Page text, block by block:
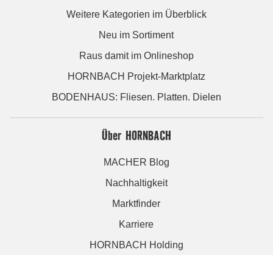
Weitere Kategorien im Überblick
Neu im Sortiment
Raus damit im Onlineshop
HORNBACH Projekt-Marktplatz
BODENHAUS: Fliesen. Platten. Dielen
Über HORNBACH
MACHER Blog
Nachhaltigkeit
Marktfinder
Karriere
HORNBACH Holding